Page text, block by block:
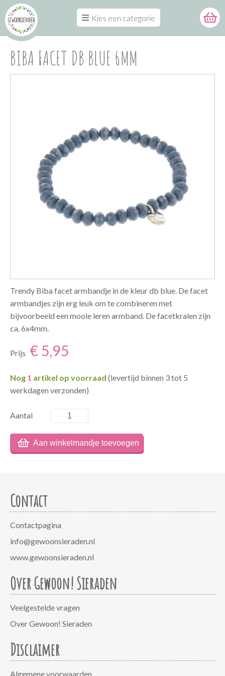
Kies een categorie
BIBA FACET DB BLUE 6MM
Trendy Biba facet armbandje in de kleur db blue. De facet
armbandjes zijn erg leuk om te combineren met
bijvoorbeeld een mooie leren armband. De facetkralen zijn
ca. 6x4mm.
Prijs € 5,95
Nog 1 artikel op voorraad (levertijd binnen 3 tot 5
werkdagen verzonden)
Aantal
Contact
Contactpagina
info@gewoonsieraden.nl
www.gewoonsieraden.nl
Over Gewoon! Sieraden
Veelgestelde vragen
Over Gewoon! Sieraden
Disclaimer
Algemene voorwaarden